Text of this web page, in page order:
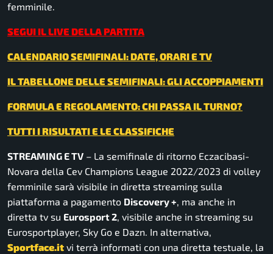
femminile.
SEGUI IL LIVE DELLA PARTITA
CALENDARIO SEMIFINALI: DATE, ORARI E TV
IL TABELLONE DELLE SEMIFINALI: GLI ACCOPPIAMENTI
FORMULA E REGOLAMENTO: CHI PASSA IL TURNO?
TUTTI I RISULTATI E LE CLASSIFICHE
STREAMING E TV – La semifinale di ritorno Eczacibasi-
Novara della Cev Champions League 2022/2023 di volley
femminile sarà visibile in diretta streaming sulla
piattaforma a pagamento Discovery+, ma anche in
diretta tv su Eurosport 2, visibile anche in streaming su
Eurosportplayer, Sky Go e Dazn. In alternativa,
Sportface.it vi terrà informati con una diretta testuale, la